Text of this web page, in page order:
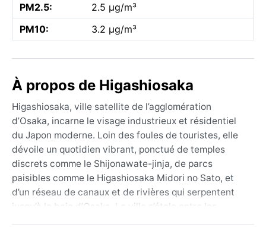
PM2.5:
2.5 µg/m³
PM10:
3.2 µg/m³
À propos de Higashiosaka
Higashiosaka, ville satellite de l’agglomération
d’Osaka, incarne le visage industrieux et résidentiel
du Japon moderne. Loin des foules de touristes, elle
dévoile un quotidien vibrant, ponctué de temples
discrets comme le Shijonawate-jinja, de parcs
paisibles comme le Higashiosaka Midori no Sato, et
d’un réseau de canaux et de rivières qui serpentent
jusqu’à la baie d’Osaka. La ville s’étale entre les